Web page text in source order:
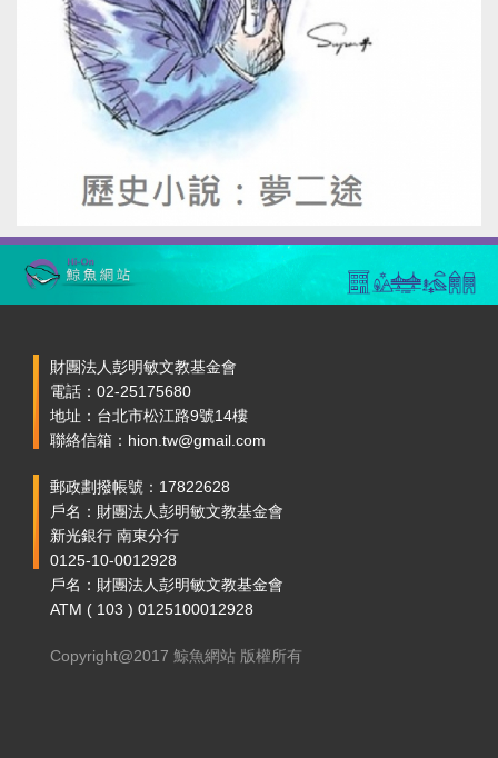
財團法人彭明敏文教基金會
電話：02-25175680
地址：台北市松江路9號14樓
聯絡信箱：hion.tw@gmail.com
郵政劃撥帳號：17822628
戶名：財團法人彭明敏文教基金會
新光銀行 南東分行
0125-10-0012928
戶名：財團法人彭明敏文教基金會
ATM ( 103 ) 0125100012928
Copyright@2017 鯨魚網站 版權所有